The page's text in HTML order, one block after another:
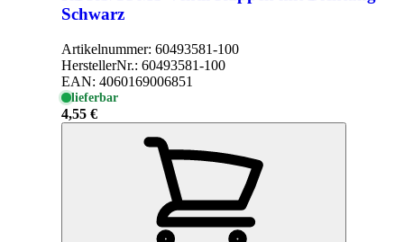
Schwarz
Artikelnummer: 60493581-100
HerstellerNr.: 60493581-100
EAN: 4060169006851
lieferbar
4,55 €